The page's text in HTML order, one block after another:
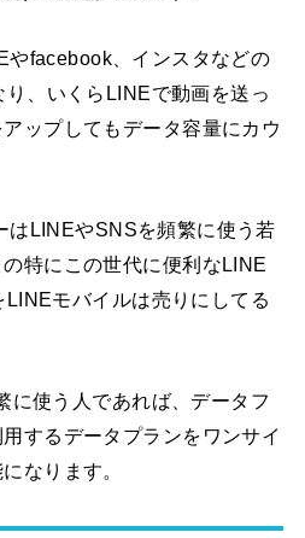
やfacebook、インスタなどの
、いくらLINEで動画を送っ
ップしてもデータ容量にカウ
はLINEやSNSを頻繁に使う若
特にこの世代に便利なLINE
モバイルは売りにしてる
に使う人であれば、データフ
するデータプランをワンサイ
なります。